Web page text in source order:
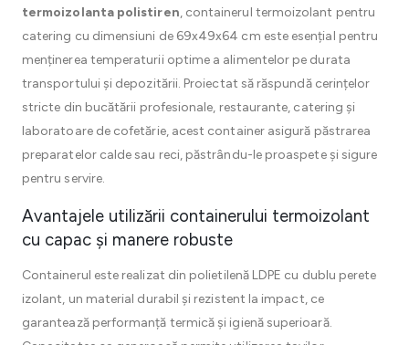
termoizolanta polistiren, containerul termoizolant pentru
catering cu dimensiuni de 69x49x64 cm este esențial pentru
menținerea temperaturii optime a alimentelor pe durata
transportului și depozitării. Proiectat să răspundă cerințelor
stricte din bucătării profesionale, restaurante, catering și
laboratoare de cofetărie, acest container asigură păstrarea
preparatelor calde sau reci, păstrându-le proaspete și sigure
pentru servire.
Avantajele utilizării containerului termoizolant
cu capac și manere robuste
Containerul este realizat din polietilenă LDPE cu dublu perete
izolant, un material durabil și rezistent la impact, ce
garantează performanță termică și igienă superioară.